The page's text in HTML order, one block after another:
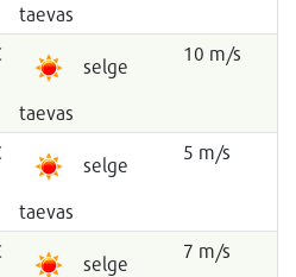
taevas
selge
taevas
10 m/s
selge
taevas
5 m/s
selge
7 m/s